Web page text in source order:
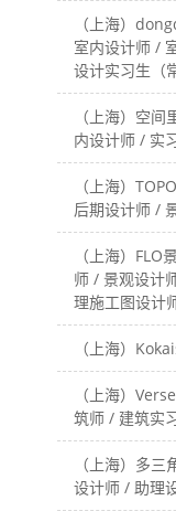
（上海）
室内设计师 /
设计实习生（
（上海）空
内设计师 / 实
（上海）
后期设计师 /
（上海）
师 / 景观设计
理施工图设计
（上海）
（上海）
筑师 / 建筑实
（上海）多
设计师 / 助理